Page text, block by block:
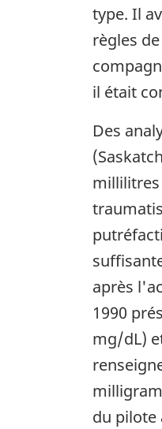
type. Il
règles
il était
Des
millilitres
après
1990
mg/dL)
du pilote